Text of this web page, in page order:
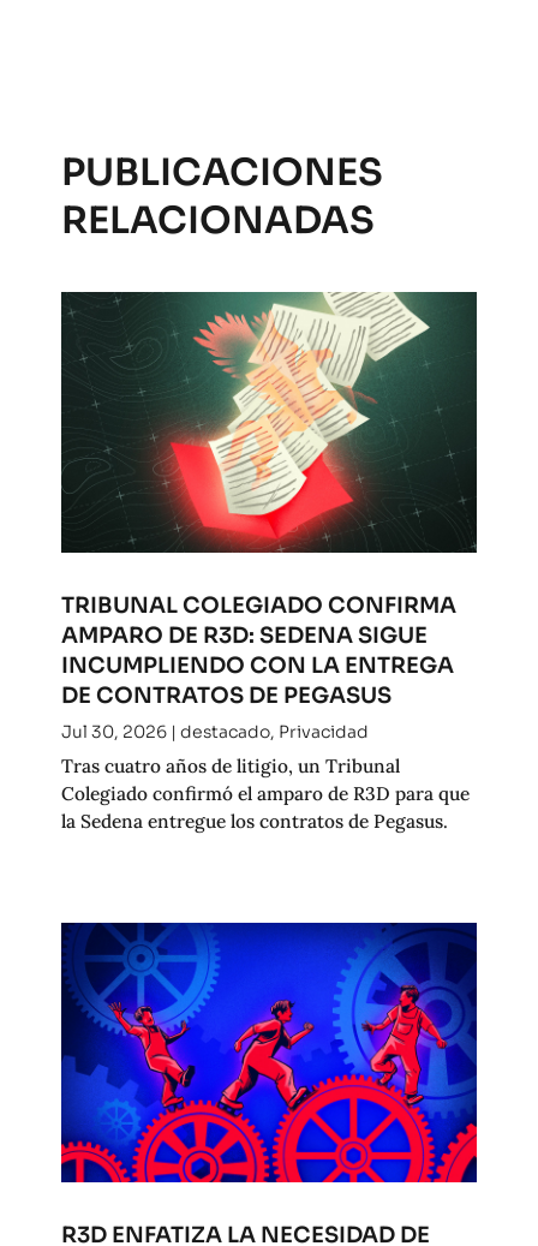
PUBLICACIONES
RELACIONADAS
TRIBUNAL COLEGIADO CONFIRMA
AMPARO DE R3D: SEDENA SIGUE
INCUMPLIENDO CON LA ENTREGA
DE CONTRATOS DE PEGASUS
Jul 30, 2026| destacado, Privacidad
Tras cuatro años de litigio, un Tribunal
Colegiado confirmó el amparo de R3D para que
la Sedena entregue los contratos de Pegasus.
R3D ENFATIZA LA NECESIDAD DE